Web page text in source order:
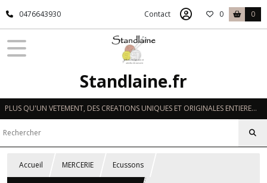
0476643930 Contact 0 0
Standlaine.fr
PLUS QU'UN VETEMENT, DES CREATIONS UNIQUES ET ORIGINALES ENTIEREMENT REALISEES A LA MAIN EN FRANCE
Accueil MERCERIE Ecussons